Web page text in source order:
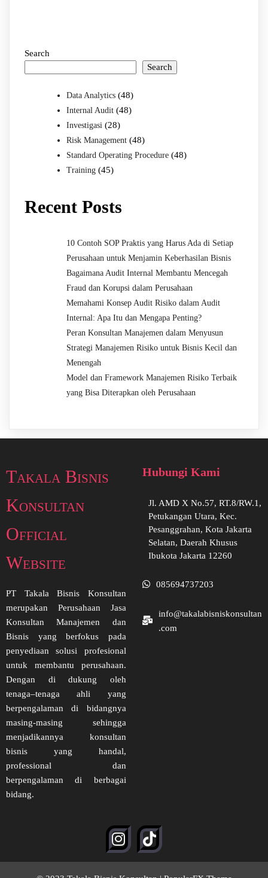
Search
Search
Data Analytics (48)
Internal Audit (48)
Investigasi (28)
Risk Management (48)
Standard Operating Procedure (48)
Training (45)
Recent Posts
10 Contoh SOP Praktis yang Harus Ada di Setiap
Perusahaan untuk Menjamin Keberhasilan Bisnis
Bagaimana Audit Internal Membantu Mencegah
Fraud dan Korupsi dalam Perusahaan
Memahami Konsep Audit Risiko dalam Audit
Internal: Apa Itu dan Mengapa Penting?
Peran Konsultan Manajemen dalam Menyusun
Strategi Manajemen Risiko untuk Bisnis Kecil dan
Menengah
Model dan Framework Manajemen Risiko Terbaik
yang Bisa Diterapkan oleh Perusahaan
Takala Bisnis
Konsultan
Official
Website
PT Takala Bisnis Konsultan
merupakan Perusahaan Jasa
Konsultan Manajemen dan
Bisnis yang berfokus pada
penyediaan solusi profesional
untuk membantu perusahaan.
Dengan di dukung oleh
tenaga–tenaga ahli yang
berpengalaman di bidangnya
masing-masing sehingga
menjadikannya konsultan
bisnis yang handal,
professional dan
berpengalaman di berbagai
bidang.
Hubungi Kami
Jl. AMD X No.57, RT.8/RW.1,
Petukangan Utara, Kec.
Pesanggrahan, Kota Jakarta
Selatan, Daerah Khusus
Ibukota Jakarta 12260
085694737203
info@takalabisniskonsultan
.com